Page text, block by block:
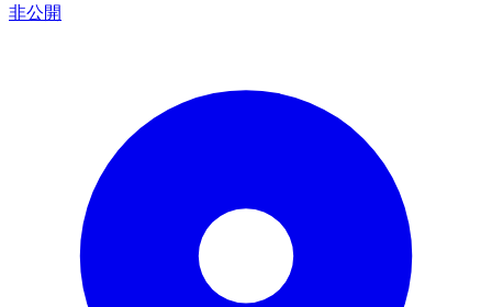
非公開